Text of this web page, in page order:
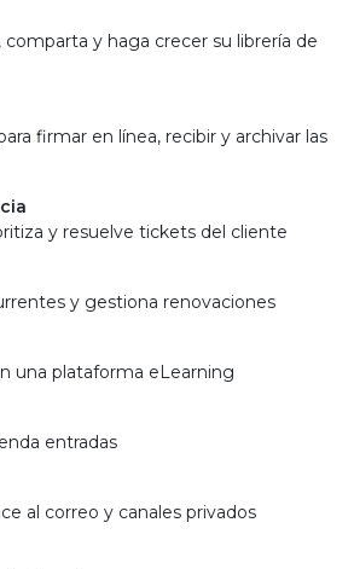
comparta y haga crecer su librería de
firmar en línea, recibir y archivar las
y resuelve tickets del cliente
y gestiona renovaciones
una plataforma eLearning
entradas
al correo y canales privados